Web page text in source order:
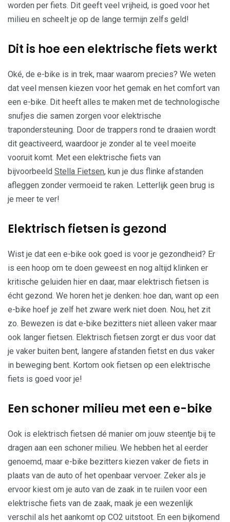
worden per fiets. Dit geeft veel vrijheid, is goed voor het
milieu en scheelt je op de lange termijn zelfs geld!
Dit is hoe een elektrische fiets werkt
Oké, de e-bike is in trek, maar waarom precies? We weten
dat veel mensen kiezen voor het gemak en het comfort van
een e-bike. Dit heeft alles te maken met de technologische
snufjes die samen zorgen voor elektrische
trapondersteuning. Door de trappers rond te draaien wordt
dit geactiveerd, waardoor je zonder al te veel moeite
vooruit komt. Met een elektrische fiets van
bijvoorbeeld Stella Fietsen, kun je dus flinke afstanden
afleggen zonder vermoeid te raken. Letterlijk geen brug is
je meer te ver!
Elektrisch fietsen is gezond
Wist je dat een e-bike ook goed is voor je gezondheid? Er
is een hoop om te doen geweest en nog altijd klinken er
kritische geluiden hier en daar, maar elektrisch fietsen is
écht gezond. We horen het je denken: hoe dan, want op een
e-bike hoef je zelf het zware werk niet doen. Nou, het zit
zo. Bewezen is dat e-bike bezitters niet alleen vaker maar
ook langer fietsen. Elektrisch fietsen zorgt er dus voor dat
je vaker buiten bent, langere afstanden fietst en dus vaker
in beweging bent. Kortom ook fietsen op een elektrische
fiets is goed voor je!
Een schoner milieu met een e-bike
Ook is elektrisch fietsen dé manier om jouw steentje bij te
dragen aan een schoner milieu. We hebben het al eerder
genoemd, maar e-bike bezitters kiezen vaker de fiets in
plaats van de auto of het openbaar vervoer. Zeker als je
ervoor kiest om je auto van de zaak in te ruilen voor een
elektrische fiets van de zaak, maak je een wezenlijk
verschil als het aankomt op CO2 uitstoot. En een bijkomend